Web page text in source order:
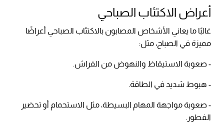
أعراض الاكتئاب الصباحي
غالبًا ما يعاني الأشخاص المصابون بالاكتئاب الصباحي أعراضًا
مميزة في الصباح، مثل:
- صعوبة الاستيقاظ والنهوض من الفراش.
- هبوط شديد في الطاقة.
- صعوبة مواجهة المهام البسيطة، مثل الاستحمام أو تحضير
الفطور.